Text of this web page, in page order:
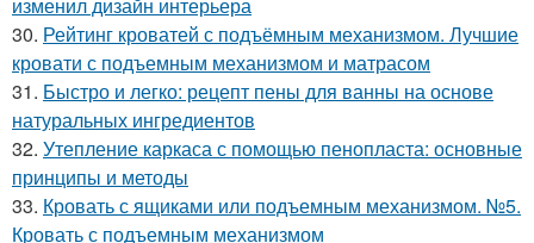
30. Рейтинг кроватей с подъёмным механизмом. Лучшие
кровати с подъемным механизмом и матрасом
31. Быстро и легко: рецепт пены для ванны на основе
натуральных ингредиентов
32. Утепление каркаса с помощью пенопласта: основные
принципы и методы
33. Кровать с ящиками или подъемным механизмом. №5.
Кровать с подъемным механизмом